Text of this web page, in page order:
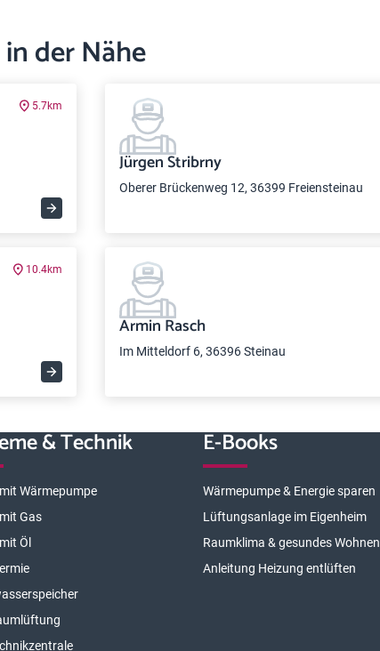
der Nähe
5.7km
Jürgen Stribrny
Oberer Brückenweg 12, 36399 Freiensteinau
10.4km
Armin Rasch
Im Mitteldorf 6, 36396 Steinau
& Technik
Wärmepumpe
Gas
Öl
E-Books
Wärmepumpe & Energie sparen
Lüftungsanlage im Eigenheim
Raumklima & gesundes Wohnen
Anleitung Heizung entlüften